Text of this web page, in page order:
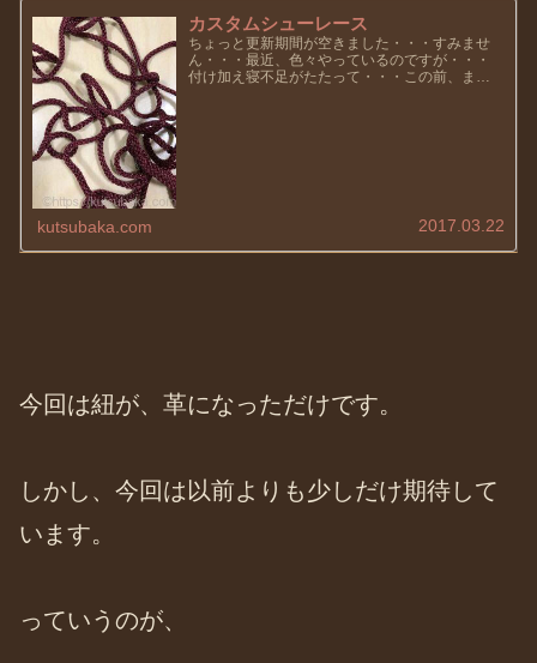
カスタムシューレース
ちょっと更新期間が空きました・・・すみませ
ん・・・最近、色々やっているのですが・・・
付け加え寝不足がたたって・・・この前、まさ
kutsubaka.com 2017.03.22
今回は紐が、革になっただけです。
しかし、今回は以前よりも少しだけ期待して
います。
っていうのが、